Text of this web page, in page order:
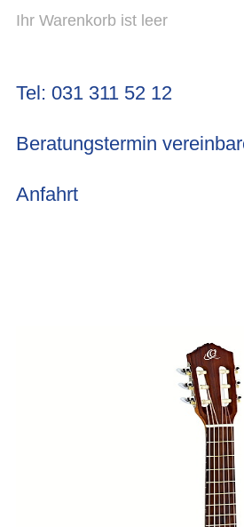
Ihr Warenkorb ist leer
Tel: 031 311 52 12
Beratungstermin
Anfahrt